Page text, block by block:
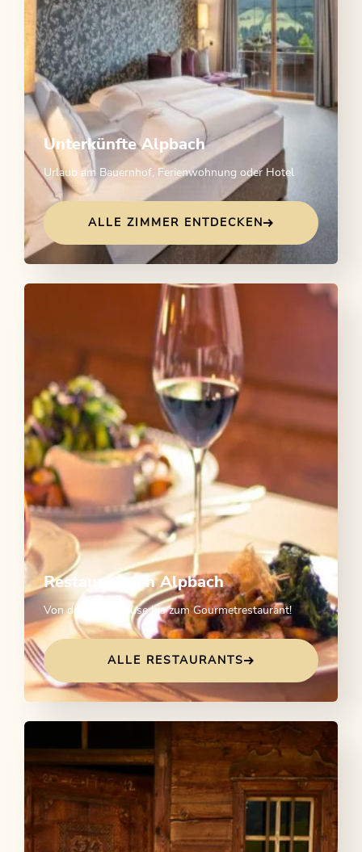
Unterkünfte Alpbach
Urlaub am Bauernhof, Ferienwohnung oder Hotel
ALLE ZIMMER ENTDECKEN
Restaurants in Alpbach
Von der Hüttenjause bis zum Gourmetrestaurant!
ALLE RESTAURANTS